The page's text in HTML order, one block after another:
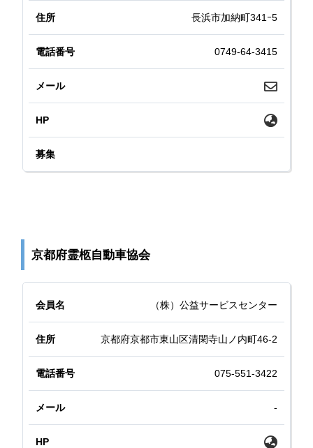
長浜市加納町341ｰ5
0749-64-3415
京都府霊柩自動車協会
（株）公益サービスセンター
京都府京都市東山区清閑寺山ノ内町46-2
075-551-3422
-